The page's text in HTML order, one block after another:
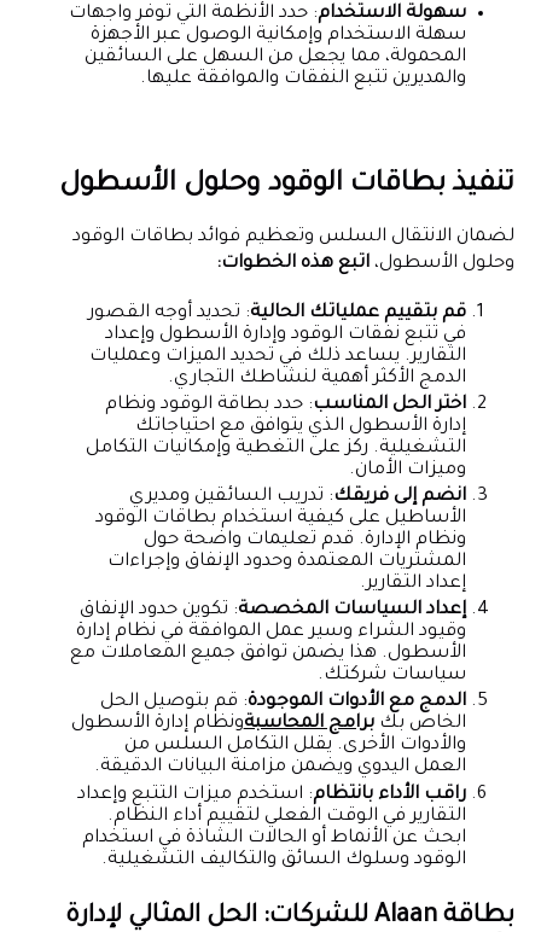
سهولة الاستخدام: حدد الأنظمة التي توفر واجهات
سهلة الاستخدام وإمكانية الوصول عبر الأجهزة
المحمولة، مما يجعل من السهل على السائقين
والمديرين تتبع النفقات والموافقة عليها.
تنفيذ بطاقات الوقود وحلول الأسطول
لضمان الانتقال السلس وتعظيم فوائد بطاقات الوقود
وحلول الأسطول،اتبع هذه الخطوات:
قم بتقييم عملياتك الحالية: تحديد أوجه القصور
في تتبع نفقات الوقود وإدارة الأسطول وإعداد
التقارير. يساعد ذلك في تحديد الميزات وعمليات
الدمج الأكثر أهمية لنشاطك التجاري.
اختر الحل المناسب: حدد بطاقة الوقود ونظام
إدارة الأسطول الذي يتوافق مع احتياجاتك
التشغيلية. ركز على التغطية وإمكانيات التكامل
وميزات الأمان.
انضم إلى فريقك: تدريب السائقين ومديري
الأساطيل على كيفية استخدام بطاقات الوقود
ونظام الإدارة. قدم تعليمات واضحة حول
المشتريات المعتمدة وحدود الإنفاق وإجراءات
إعداد التقارير.
إعداد السياسات المخصصة: تكوين حدود الإنفاق
وقيود الشراء وسير عمل الموافقة في نظام إدارة
الأسطول. هذا يضمن توافق جميع المعاملات مع
سياسات شركتك.
الدمج مع الأدوات الموجودة: قم بتوصيل الحل
الخاص بكبرامج المحاسبةونظام إدارة الأسطول
والأدوات الأخرى. يقلل التكامل السلس من
العمل اليدوي ويضمن مزامنة البيانات الدقيقة.
راقب الأداء بانتظام: استخدم ميزات التتبع وإعداد
التقارير في الوقت الفعلي لتقييم أداء النظام.
ابحث عن الأنماط أو الحالات الشاذة في استخدام
الوقود وسلوك السائق والتكاليف التشغيلية.
بطاقة Alaan للشركات: الحل المثالي لإدارة